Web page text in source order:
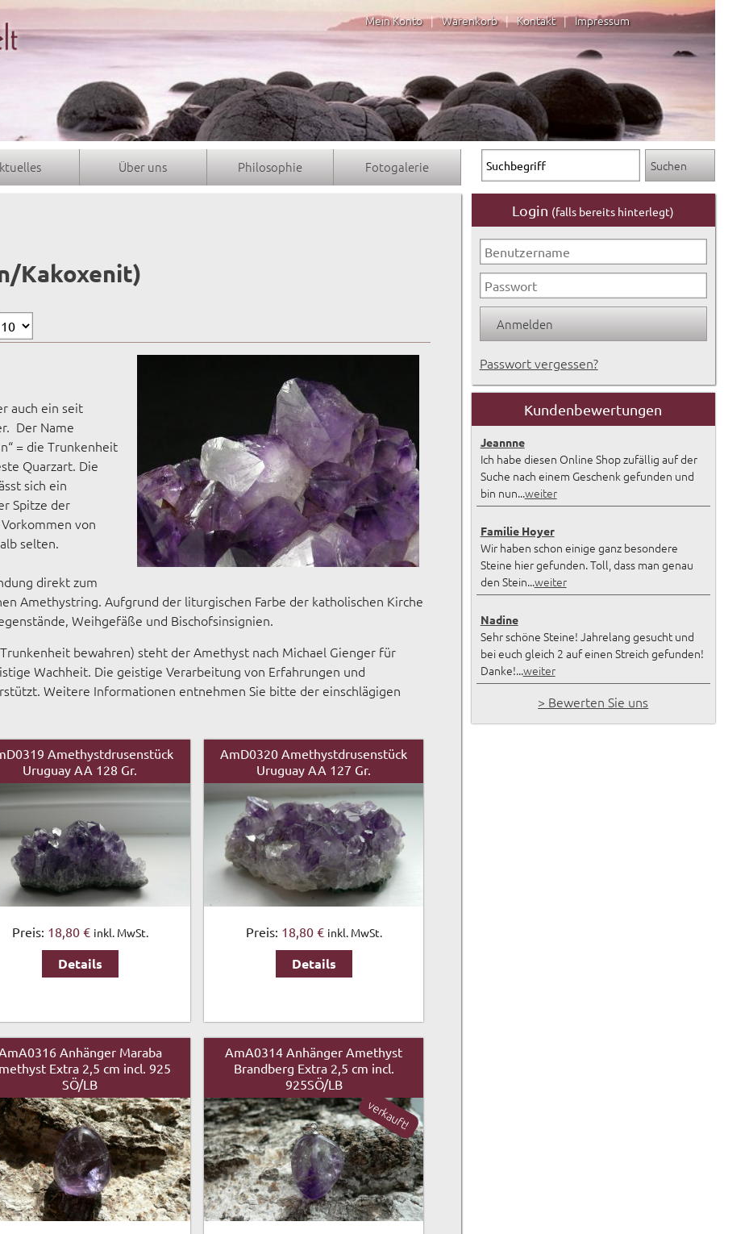
Mein Konto | Warenkorb | Kontakt | Impressum
Über uns Philosophie Fotogalerie
Kakoxenit)
auch ein seit
Der Name
= die Trunkenheit
Quarzart. Die
sich ein
Spitze der
von
selten.
direkt zum
Amethystring. Aufgrund der liturgischen Farbe der katholischen Kirche
Weihgefäße und Bischofsinsignien.
bewahren) steht der Amethyst nach Michael Gienger für
Wachheit. Die geistige Verarbeitung von Erfahrungen und
Weitere Informationen entnehmen Sie bitte der einschlägigen
Amethystdrusenstück
Uruguay AA 128 Gr.
Preis: 18,80 € inkl. MwSt.
Details
AmD0320 Amethystdrusenstück
Uruguay AA 127 Gr.
Preis: 18,80 € inkl. MwSt.
Details
Anhänger Maraba
Extra 2,5 cm incl. 925
SÖ/LB
AmA0314 Anhänger Amethyst
Brandberg Extra 2,5 cm incl.
925SÖ/LB
verkauft!
Login (falls bereits hinterlegt)
Passwort vergessen?
Kundenbewertungen
Jeannne
Ich habe diesen Online Shop zufällig auf der
Suche nach einem Geschenk gefunden und
bin nun...weiter
Familie Hoyer
Wir haben schon einige ganz besondere
Steine hier gefunden. Toll, dass man genau
den Stein...weiter
Nadine
Sehr schöne Steine! Jahrelang gesucht und
bei euch gleich 2 auf einen Streich gefunden!
Danke!...weiter
> Bewerten Sie uns